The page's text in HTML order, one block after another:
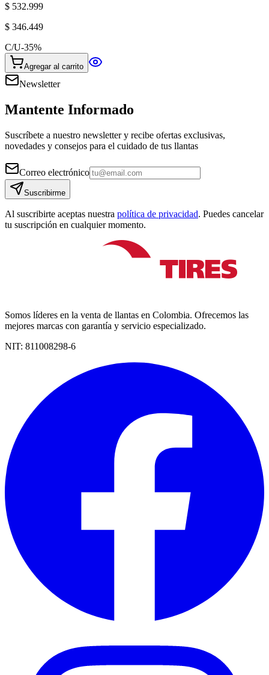
$ 532.999
$ 346.449
C/U-35%
Agregar al carrito
Newsletter
Mantente Informado
Suscríbete a nuestro newsletter y recibe ofertas exclusivas,
novedades y consejos para el cuidado de tus llantas
Correo electrónico
Suscribirme
Al suscribirte aceptas nuestra política de privacidad. Puedes cancelar
tu suscripción en cualquier momento.
Somos líderes en la venta de llantas en Colombia. Ofrecemos las
mejores marcas con garantía y servicio especializado.
NIT: 811008298-6